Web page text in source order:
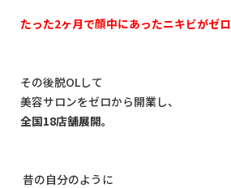
たった2ヶ月で顔中にあったニキビがゼロ
その後脱OLして
美容サロンをゼロから開業し、
全国18店舗展開。
昔の自分のように